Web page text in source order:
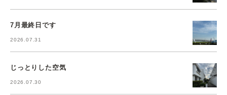
7月最終日です
2026.07.31
じっとりした空気
2026.07.30